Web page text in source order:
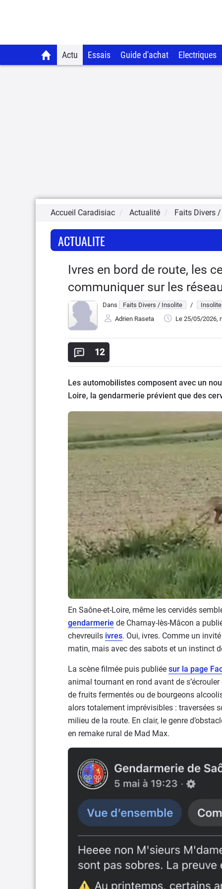
Actu Essais Guide d'achat Electriques
Accueil Caradisiac Actualité Faits Divers
ACTUALITE
Ivres en bord de route, les
communiquer sur les
Dans Faits Divers / Insolite /
Insolite
Adrien Raseta
Le 25/05/2026,
12
Les automobilistes composent avec un
Loire, la gendarmerie prévient que des
En Saône-et-Loire, même les cervidés
gendarmerie de Charnay-lès-Mâcon a
chevreuils ivres. Oui, ivres. Comme un
matin, mais avec des sabots et un instinct
La scène filmée puis publiée sur la page
animal tournant en rond avant de
de fruits fermentés ou de bourgeons
alors totalement imprévisibles : traversées
milieu de la route. En clair, le genre
en remake rural de Mad Max.